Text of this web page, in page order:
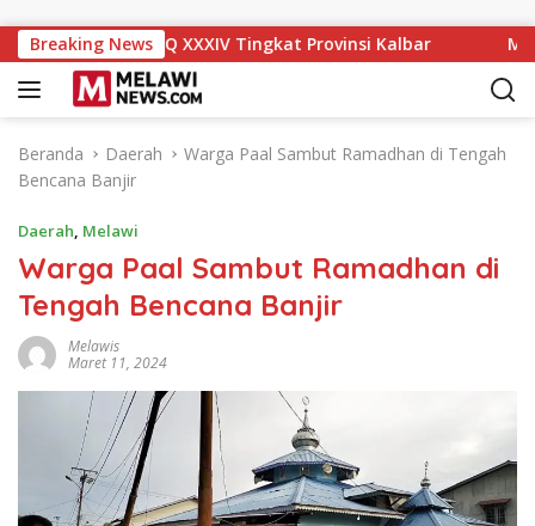
Breaking News
IX MTQ XXXIV Tingkat Provinsi Kalbar Melawi
Beranda Daerah
Warga Paal Sambut Ramadhan di Tengah
Bencana Banjir
Daerah, Melawi
Warga Paal Sambut Ramadhan di
Tengah Bencana Banjir
Melawis
Maret 11, 2024